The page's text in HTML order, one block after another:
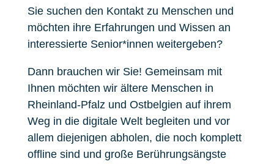
Sie suchen den Kontakt zu Menschen und
möchten ihre Erfahrungen und Wissen an
interessierte Senior*innen weitergeben?
Dann brauchen wir Sie! Gemeinsam mit
Ihnen möchten wir ältere Menschen in
Rheinland-Pfalz und Ostbelgien auf ihrem
Weg in die digitale Welt begleiten und vor
allem diejenigen abholen, die noch komplett
offline sind und große Berührungsängste